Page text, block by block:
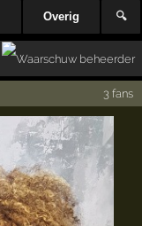
Overig 🔍
3 fans